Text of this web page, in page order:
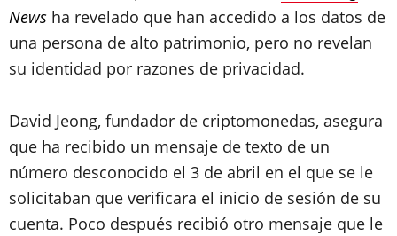
News ha revelado que han accedido a los datos de
una persona de alto patrimonio, pero no revelan
su identidad por razones de privacidad.
David Jeong, fundador de criptomonedas, asegura
que ha recibido un mensaje de texto de un
número desconocido el 3 de abril en el que se le
solicitaban que verificara el inicio de sesión de su
cuenta. Poco después recibió otro mensaje que le